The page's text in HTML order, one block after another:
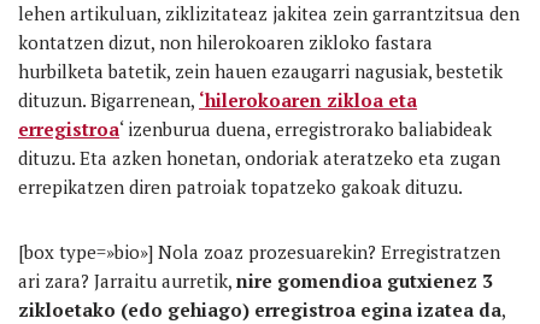
lehen artikuluan, ziklizitateaz jakitea zein garrantzitsua den
kontatzen dizut, non hilerokoaren zikloko fastara
hurbilketa batetik, zein hauen ezaugarri nagusiak, bestetik
dituzun. Bigarrenean, ‘hilerokoaren zikloa eta
erregistroa‘ izenburua duena, erregistrorako baliabideak
dituzu. Eta azken honetan, ondoriak ateratzeko eta zugan
errepikatzen diren patroiak topatzeko gakoak dituzu.
[box type=»bio»] Nola zoaz prozesuarekin? Erregistratzen
ari zara? Jarraitu aurretik, nire gomendioa gutxienez 3
zikloetako (edo gehiago) erregistroa egina izatea da,